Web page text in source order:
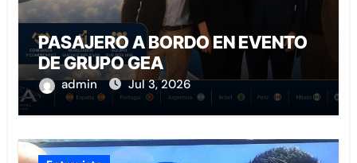
PASAJERO A BORDO EN EVENTO
DE GRUPO GEA
admin Jul 3, 2026